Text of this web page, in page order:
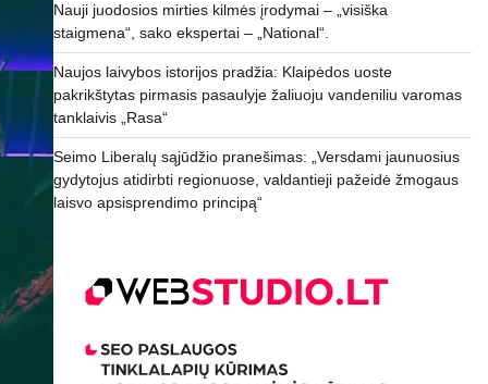
Nauji juodosios mirties kilmės įrodymai – „visiška
staigmena“, sako ekspertai – „National“.
Naujos laivybos istorijos pradžia: Klaipėdos uoste
pakrikštytas pirmasis pasaulyje žaliuoju vandeniliu varomas
tanklaivis „Rasa“
Seimo Liberalų sąjūdžio pranešimas: „Versdami jaunuosius
gydytojus atidirbti regionuose, valdantieji pažeidė žmogaus
laisvo apsisprendimo principą“